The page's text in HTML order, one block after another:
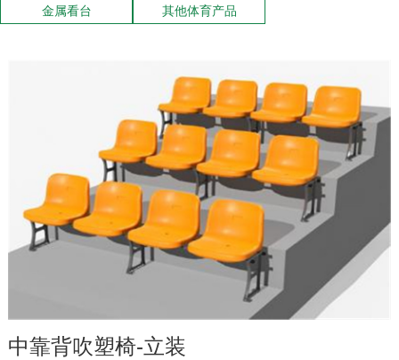
金属看台
其他体育产品
中靠背吹塑椅-立装